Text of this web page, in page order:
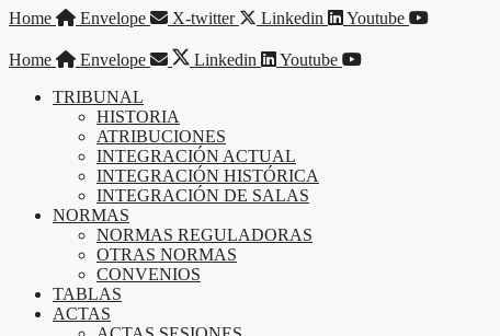
Saltar
contenido
Home Envelope X-twitter Linkedin Youtube
Home Envelope Linkedin
Youtube
TRIBUNAL
HISTORIA
ATRIBUCIONES
INTEGRACIÓN ACTUAL
INTEGRACIÓN HISTÓRICA
INTEGRACIÓN DE SALAS
NORMAS
NORMAS REGULADORAS
OTRAS NORMAS
CONVENIOS
TABLAS
ACTAS